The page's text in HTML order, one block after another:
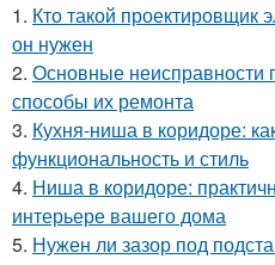
1. Кто такой проектировщик
он нужен
2. Основные неисправности
способы их ремонта
3. Кухня-ниша в коридоре:
функциональность и стиль
4. Ниша в коридоре:
интерьере вашего дома
5. Нужен ли зазор под